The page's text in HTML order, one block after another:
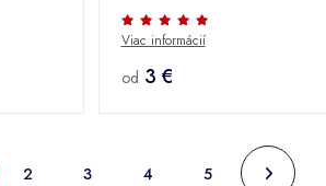
Mäsový koktail ADULT
400g + Množstevná
zľava
Viac informácií
od 3 €
2 3 4 5